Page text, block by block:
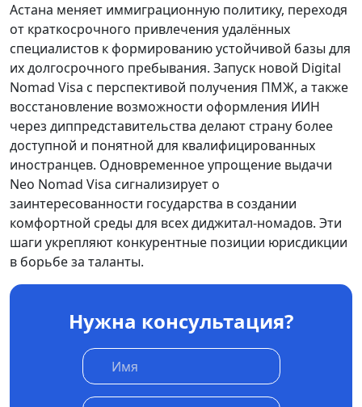
Астана меняет иммиграционную политику, переходя
от краткосрочного привлечения удалённых
специалистов к формированию устойчивой базы для
их долгосрочного пребывания. Запуск новой Digital
Nomad Visa с перспективой получения ПМЖ, а также
восстановление возможности оформления ИИН
через диппредставительства делают страну более
доступной и понятной для квалифицированных
иностранцев. Одновременное упрощение выдачи
Neo Nomad Visa сигнализирует о
заинтересованности государства в создании
комфортной среды для всех диджитал-номадов. Эти
шаги укрепляют конкурентные позиции юрисдикции
в борьбе за таланты.
Нужна консультация?